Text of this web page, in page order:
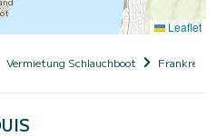
Leaflet
Vermietung Schlauchboot Frankreich